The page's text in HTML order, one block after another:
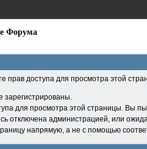
Форума
прав доступа для просмотра этой
зарегистрированы.
для просмотра этой страницы. Вы
отключена администрацией, или
напрямую, а не с помощью